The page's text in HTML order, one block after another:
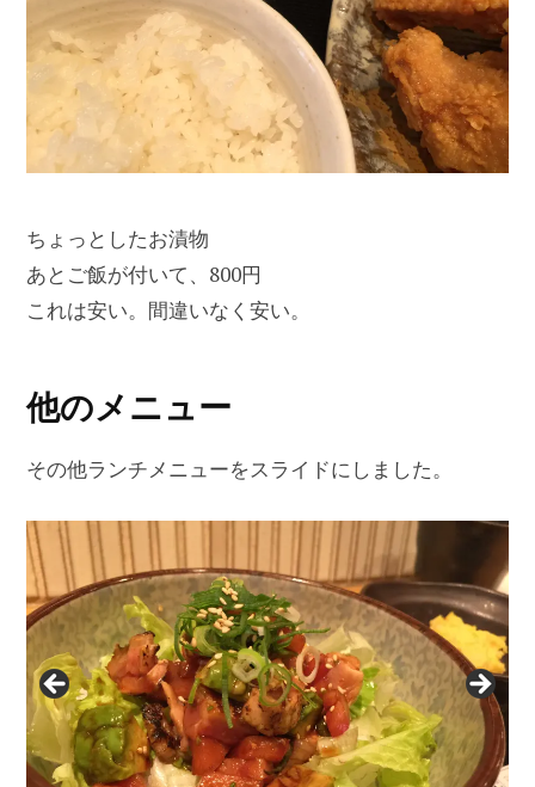
ちょっとしたお漬物
あとご飯が付いて、800円
これは安い。間違いなく安い。
他のメニュー
その他ランチメニューをスライドにしました。